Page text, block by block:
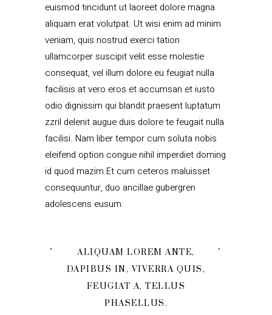
euismod tincidunt ut laoreet dolore magna
aliquam erat volutpat. Ut wisi enim ad minim
veniam, quis nostrud exerci tation
ullamcorper suscipit velit esse molestie
consequat, vel illum dolore eu feugiat nulla
facilisis at vero eros et accumsan et iusto
odio dignissim qui blandit praesent luptatum
zzril delenit augue duis dolore te feugait nulla
facilisi. Nam liber tempor cum soluta nobis
eleifend option congue nihil imperdiet doming
id quod mazim.Et cum ceteros maluisset
consequuntur, duo ancillae gubergren
adolescens eusum.
ALIQUAM LOREM ANTE,
DAPIBUS IN, VIVERRA QUIS,
FEUGIAT A, TELLUS
PHASELLUS.